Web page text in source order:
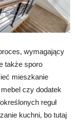
wymagający
także sporo
mieszkanie
czy dodatek
reguł
kuchni, bo tutaj